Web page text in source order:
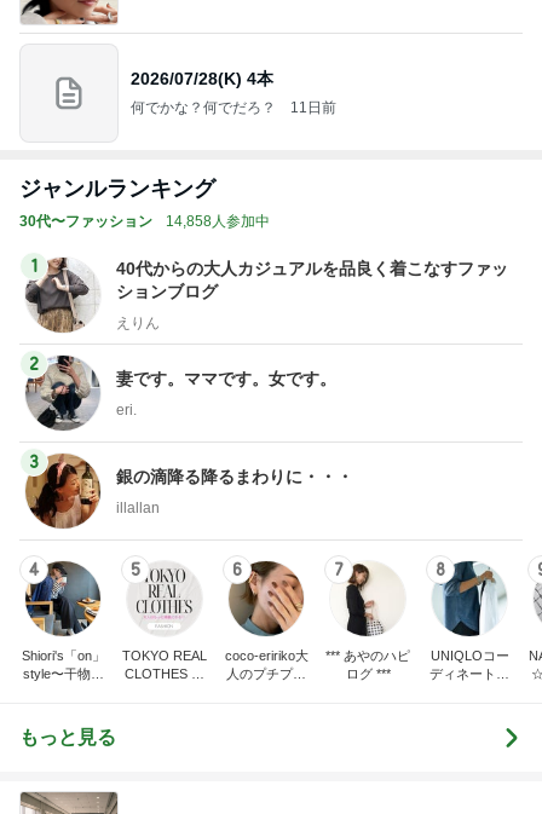
2026/07/28(K) 4本
何でかな？何でだろ？ 11日前
ジャンルランキング
30代〜ファッション 14,858人参加中
1
40代からの大人カジュアルを品良く着こなすファッ
ションブログ
えりん
2
妻です。ママです。女です。
eri.
3
銀の滴降る降るまわりに・・・
illallan
4
Shiori's「on」
style〜干物女
5
TOKYO REAL
CLOTHES 大
6
coco-eririko大
人のプチプラ
7
*** あやのハピ
ログ ***
8
UNIQLOコー
ディネート日
もっと見る